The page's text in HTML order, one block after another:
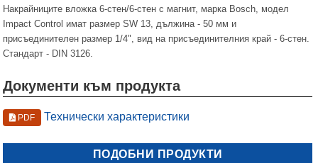
Накрайниците вложка 6-стен/6-стен с магнит, марка Bosch, модел
Impact Control имат размер SW 13, дължина - 50 мм и
присъединителен размер 1/4", вид на присъединителния край - 6-стен.
Стандарт - DIN 3126.
Документи към продукта
PDF Технически характеристики
ПОДОБНИ ПРОДУКТИ